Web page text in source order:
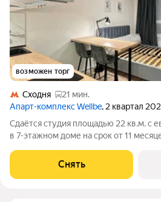
возможен торг
Сходня
21 мин.
Апарт-комплекс Wellbe, 2 квартал
Сдаётся студия площадью 22 кв.м. с
в 7-этажном доме на срок от 11
Микроволновка Окна выходят во
грузовой и 1
Снять